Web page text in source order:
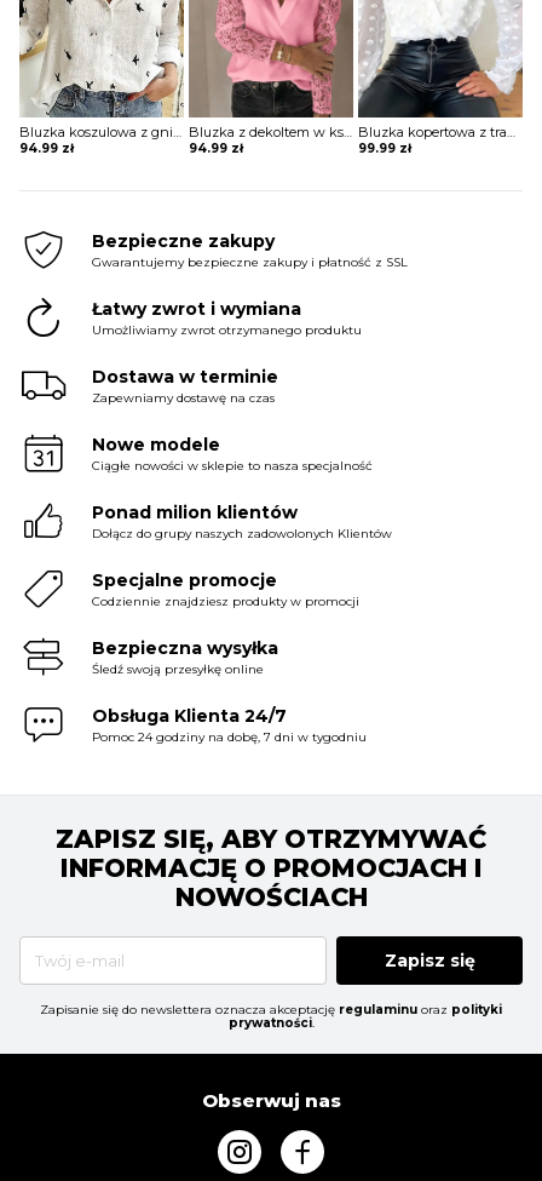
Bluzka koszulowa z gniecionego materiału z nadrukiem
94.99 zł
Bluzka z dekoltem w kształcie litery V z koronkowymi rękawami
94.99 zł
Bluzka kopertowa z transparentnymi rękawami
99.99 zł
Bezpieczne zakupy
Gwarantujemy bezpieczne zakupy i płatność z SSL
Łatwy zwrot i wymiana
Umożliwiamy zwrot otrzymanego produktu
Dostawa w terminie
Zapewniamy dostawę na czas
Nowe modele
Ciągłe nowości w sklepie to nasza specjalność
Ponad milion klientów
Dołącz do grupy naszych zadowolonych Klientów
Specjalne promocje
Codziennie znajdziesz produkty w promocji
Bezpieczna wysyłka
Śledź swoją przesyłkę online
Obsługa Klienta 24/7
Pomoc 24 godziny na dobę, 7 dni w tygodniu
ZAPISZ SIĘ, ABY OTRZYMYWAĆ
INFORMACJĘ O PROMOCJACH I
NOWOŚCIACH
Zapisz się
Zapisanie się do newslettera oznacza akceptację regulaminu oraz polityki
prywatności.
Obserwuj nas